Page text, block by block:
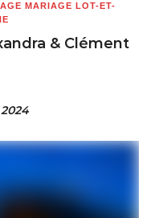
MARIAGE LOT-ET-
& Clément